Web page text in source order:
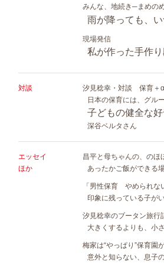
みんな、地続き─まめの
雨が降っても、
現場発信
私が作った手作
対談
汐見稔幸・対談 保育
日本の保育には、グル
子どもの健全な
深谷ベルタさん
エッセイ
ほか
昌平と母ちゃんの、の
あったかご飯ができる
「男性保育 やめられ
印象に残っている子が
汐見稔幸のブータン旅行
大きくするよりも、小
梅家は“やっぱり”保育
意外と知らない、息子